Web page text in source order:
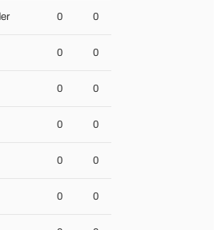
0 0
0 0
0 0
0 0
0 0
0 0